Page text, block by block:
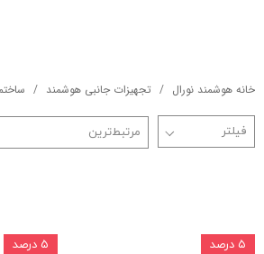
خانه هوشمند نورال تجهیزات جانبی هوشمند
مرتبط‌ترین
۵ درصد ۵ درصد